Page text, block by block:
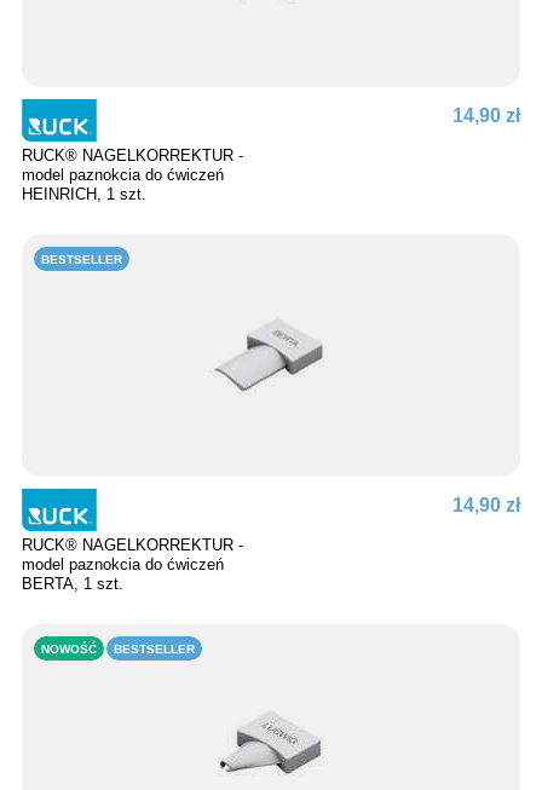
RUCK® NAGELKORREKTUR -
model paznokcia do ćwiczeń
HEINRICH, 1 szt.
14,90 zł
BESTSELLER
RUCK® NAGELKORREKTUR -
model paznokcia do ćwiczeń
BERTA, 1 szt.
14,90 zł
NOWOŚĆ BESTSELLER